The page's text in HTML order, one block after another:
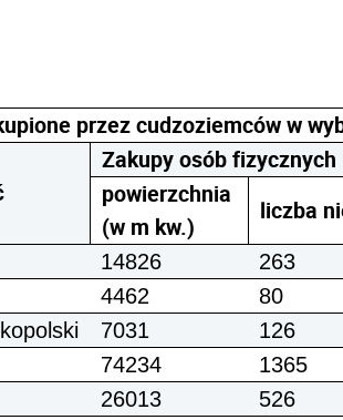
przez cudzoziemców w
Zakupy osób fizycznych
powierzchnia
(w m kw.)
liczba
14826
263
4462
80
7031
126
74234
1365
26013
526